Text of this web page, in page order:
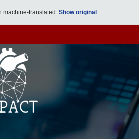
machine-translated. Show original